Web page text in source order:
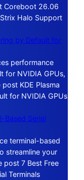
Coreboot 26.06
Halo Support
by Default for
performance
for NVIDIA GPUs,
KDE Plasma
for NVIDIA GPUs
Based Serial
terminal-based
streamline your
post 7 Best Free
Terminals